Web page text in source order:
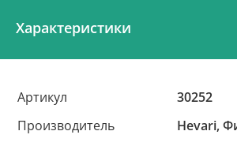
Характеристики
Артикул
30252
Производитель
Hevari,